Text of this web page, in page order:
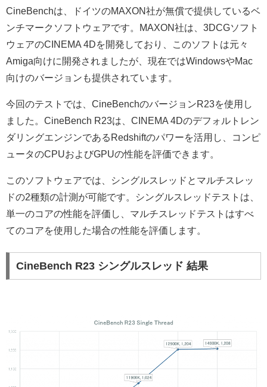
CineBenchは、ドイツのMAXON社が無償で提供しているベ
ンチマークソフトウェアです。MAXON社は、3DCGソフト
ウェアのCINEMA 4Dを開発しており、このソフトは元々
Amiga向けに開発されましたが、現在ではWindowsやMac
向けのバージョンも提供されています。
今回のテストでは、CineBenchのバージョンR23を使用し
ました。CineBench R23は、CINEMA 4Dのデフォルトレン
ダリングエンジンであるRedshiftのパワーを活用し、コンピ
ュータのCPUおよびGPUの性能を評価できます。
このソフトウェアでは、シングルスレッドとマルチスレッ
ドの2種類の計測が可能です。シングルスレッドテストは、
単一のコアの性能を評価し、マルチスレッドテストはすべ
てのコアを使用した場合の性能を評価します。
CineBench R23 シングルスレッド 結果